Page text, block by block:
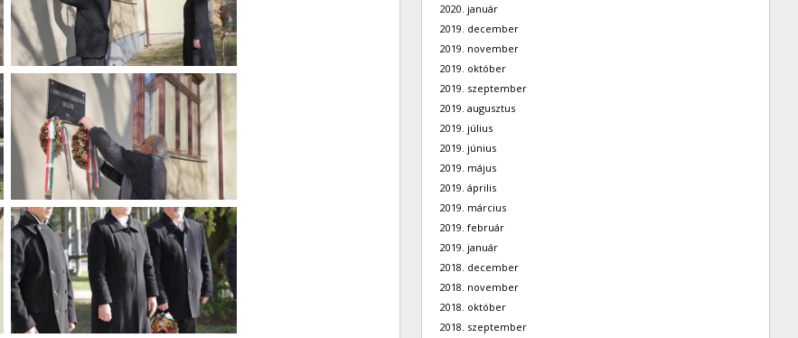
2020. január
2019. december
2019. november
2019. október
2019. szeptember
2019. augusztus
2019. július
2019. június
2019. május
2019. április
2019. március
2019. február
2019. január
2018. december
2018. november
2018. október
2018. szeptember